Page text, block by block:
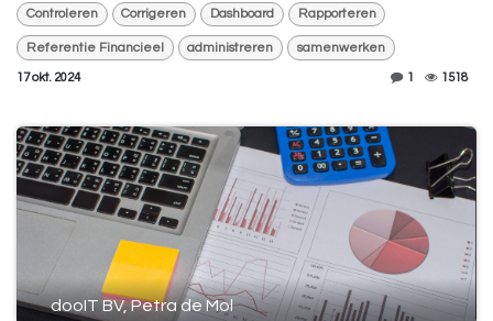
Controleren Corrigeren Dashboard Rapporteren
Referentie Financieel administreren samenwerken
17 okt. 2024 1 1518
dooIT BV, Petra de Mol